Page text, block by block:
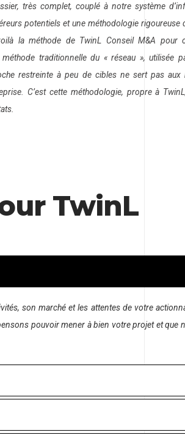
très complet, couplé à notre système
potentiels et une méthodologie rigoureuse
la méthode de TwinL Conseil M&A pour
traditionnelle du « réseau », utilisée
restreinte à peu de cibles ne sert pas aux
C’est cette méthodologie, propre à
TwinL
son marché et les attentes de votre
pouvoir mener à bien votre projet et que